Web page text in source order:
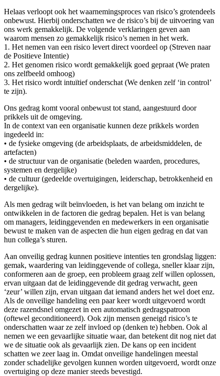
Helaas verloopt ook het waarnemingsproces van risico’s grotendeels
onbewust. Hierbij onderschatten we de risico’s bij de uitvoering van
ons werk gemakkelijk. De volgende verklaringen geven aan
waarom mensen zo gemakkelijk risico’s nemen in het werk.
1. Het nemen van een risico levert direct voordeel op (Streven naar
de Positieve Intentie)
2. Het genomen risico wordt gemakkelijk goed gepraat (We praten
ons zelfbeeld omhoog)
3. Het risico wordt intuïtief onderschat (We denken zelf ‘in control’
te zijn).
Ons gedrag komt vooral onbewust tot stand, aangestuurd door
prikkels uit de omgeving.
In de context van een organisatie kunnen deze prikkels worden
ingedeeld in:
• de fysieke omgeving (de arbeidsplaats, de arbeidsmiddelen, de
artefacten)
• de structuur van de organisatie (beleden waarden, procedures,
systemen en dergelijke)
• de cultuur (gedeelde overtuigingen, leiderschap, betrokkenheid en
dergelijke).
Als men gedrag wilt beïnvloeden, is het van belang om inzicht te
ontwikkelen in de factoren die gedrag bepalen. Het is van belang
om managers, leidinggevenden en medewerkers in een organisatie
bewust te maken van de aspecten die hun eigen gedrag en dat van
hun collega’s sturen.
Aan onveilig gedrag kunnen positieve intenties ten grondslag liggen:
gemak, waardering van leidinggevende of collega, sneller klaar zijn,
conformeren aan de groep, een probleem graag zelf willen oplossen,
ervan uitgaan dat de leidinggevende dit gedrag verwacht, geen
‘zeur’ willen zijn, ervan uitgaan dat iemand anders het wel doet enz.
Als de onveilige handeling een paar keer wordt uitgevoerd wordt
deze razendsnel omgezet in een automatisch gedragspatroon
(oftewel geconditioneerd). Ook zijn mensen geneigd risico’s te
onderschatten waar ze zelf invloed op (denken te) hebben. Ook al
nemen we een gevaarlijke situatie waar, dan betekent dit nog niet dat
we de situatie ook als gevaarlijk zien. De kans op een incident
schatten we zeer laag in. Omdat onveilige handelingen meestal
zonder schadelijke gevolgen kunnen worden uitgevoerd, wordt onze
overtuiging op deze manier steeds bevestigd.